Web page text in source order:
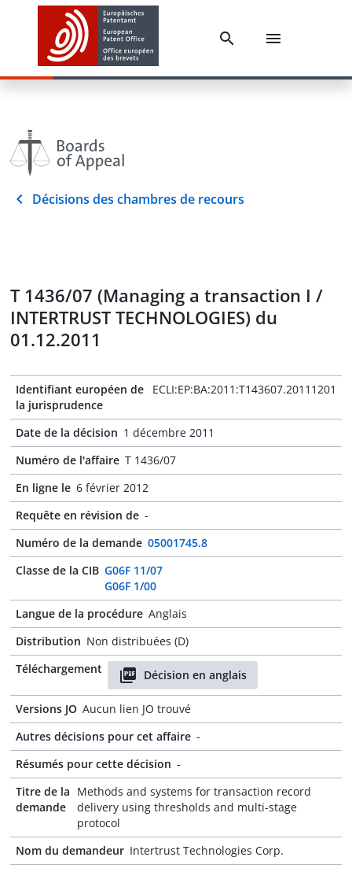
Décisions des chambres de recours
T 1436/07 (Managing a transaction I /
INTERTRUST TECHNOLOGIES) du
01.12.2011
Identifiant européen de
la jurisprudence
ECLI:EP:BA:2011:T143607.20111201
Date de la décision 1 décembre 2011
Numéro de l'affaire T 1436/07
En ligne le 6 février 2012
Requête en révision de -
Numéro de la demande 05001745.8
Classe de la CIB G06F 11/07
G06F 1/00
Langue de la procédure Anglais
Distribution Non distribuées (D)
Téléchargement
Décision en anglais
Versions JO Aucun lien JO trouvé
Autres décisions pour cet affaire -
Résumés pour cette décision -
Titre de la
demande
Methods and systems for transaction record
delivery using thresholds and multi-stage
protocol
Nom du demandeur Intertrust Technologies Corp.